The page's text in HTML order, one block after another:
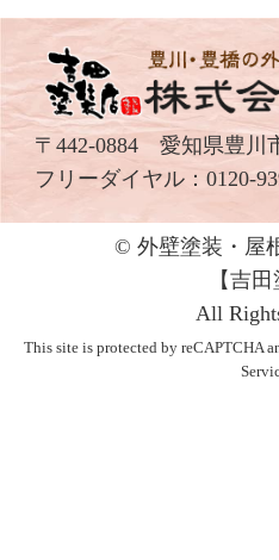
〒442-0884 愛知県豊川
フリーダイヤル： 0120-
© 外壁塗装・屋
【吉
All
This site is protected by reCAPTCHA